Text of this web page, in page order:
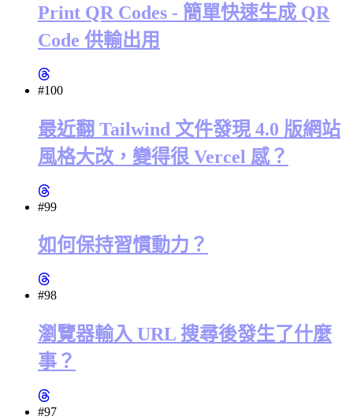
Print QR Codes - 簡單快速生成 QR
Code 供輸出用
#100
最近翻 Tailwind 文件發現 4.0 版網站
風格大改，變得很 Vercel 感？
#99
如何保持習慣動力？
#98
瀏覽器輸入 URL 搜尋後發生了什麼
事？
#97